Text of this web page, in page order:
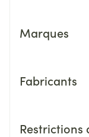
Marques
Fabricants
Restrictions